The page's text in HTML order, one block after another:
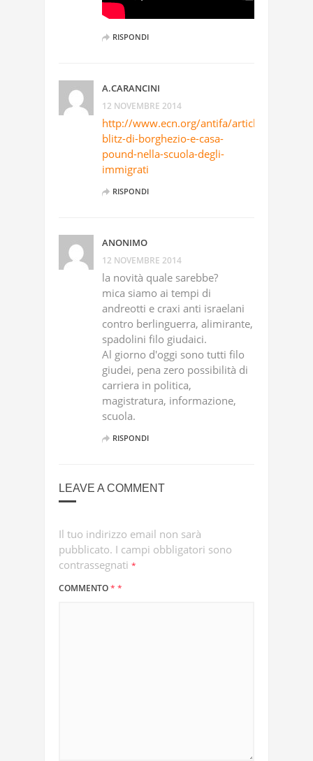
RISPONDI
A.CARANCINI
12 NOVEMBRE 2014
http://www.ecn.org/antifa/article/4531/
blitz-di-borghezio-e-casa-
pound-nella-scuola-degli-
immigrati
RISPONDI
ANONIMO
12 NOVEMBRE 2014
la novità quale sarebbe?
mica siamo ai tempi di
andreotti e craxi anti israelani
contro berlinguerra, alimirante,
spadolini filo giudaici.
Al giorno d'oggi sono tutti filo
giudei, pena zero possibilità di
carriera in politica,
magistratura, informazione,
scuola.
RISPONDI
LEAVE A COMMENT
Il tuo indirizzo email non sarà
pubblicato. I campi obbligatori sono
contrassegnati *
COMMENTO* *